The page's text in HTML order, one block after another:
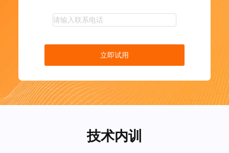
立即试用
技术内训